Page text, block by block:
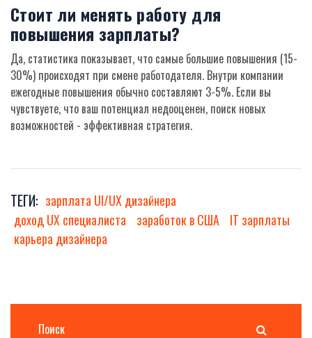
Стоит ли менять работу для
повышения зарплаты?
Да, статистика показывает, что самые большие повышения (15-
30%) происходят при смене работодателя. Внутри компании
ежегодные повышения обычно составляют 3-5%. Если вы
чувствуете, что ваш потенциал недооценен, поиск новых
возможностей - эффективная стратегия.
ТЕГИ: зарплата UI/UX дизайнера
доход UX специалиста
заработок в США
IT зарплаты
карьера дизайнера